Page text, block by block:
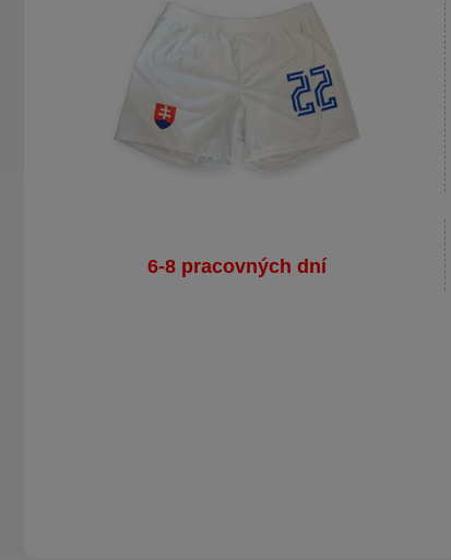
6-8 pracovných dní